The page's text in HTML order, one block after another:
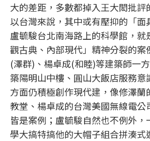
大的差距，多數都掉入王大閎批評
以台灣來說，其中或有壓抑的「面
盧毓駿台北南海路上的科學館，就
觀古典、內部現代」精神分裂的案
(澤群)、楊卓成(和睦)等建築師一
築陽明山中樓、圓山大飯店服務意
方面仍積極創作現代建，像修澤蘭
教堂、楊卓成的台灣美國無線電公
皆是案例；盧毓駿自然也不例外，
學大搞特搞他的大帽子組合拼湊式